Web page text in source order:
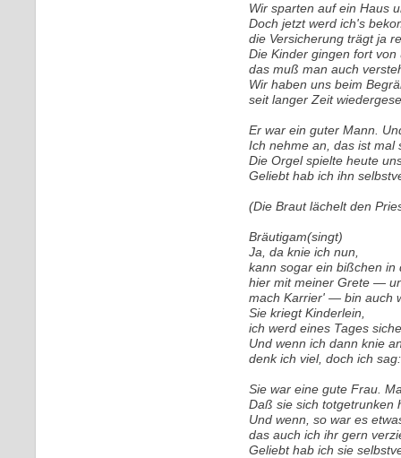
Wir sparten auf ein Haus
Doch jetzt werd ich's
die Versicherung trägt ja
Die Kinder gingen fort von
das muß man auch
Wir haben uns beim
seit langer Zeit
Er war ein guter Mann.
Ich nehme an, das ist mal
Die Orgel spielte heute
Geliebt hab ich ihn
(Die Braut lächelt den
Bräutigam(singt)
Ja, da knie ich nun,
kann sogar ein bißchen in
hier mit meiner Grete —
mach Karrier' — bin auch
Sie kriegt Kinderlein,
ich werd eines Tages
Und wenn ich dann knie
denk ich viel, doch ich sag:
Sie war eine gute Frau.
Daß sie sich totgetrunken
Und wenn, so war es
das auch ich ihr gern
Geliebt hab ich sie